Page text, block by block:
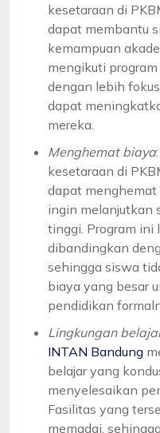
kesetaraan di
dapat membantu
kemampuan
mengikuti
dengan lebih
dapat
mereka.
Menghemat biaya
kesetaraan di
dapat
ingin melanjutkan
tinggi. Program ini
dibandingkan
sehingga siswa
biaya yang besar
pendidikan
Lingkungan
INTAN Bandung
belajar yang
menyelesaikan
Fasilitas yang
memadai,